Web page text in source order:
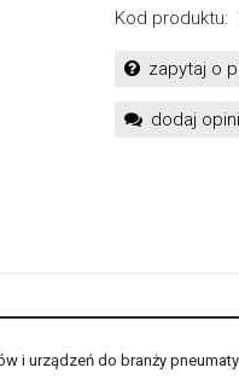
Kod produktu:
zapytaj o
dodaj
i urządzeń do branży